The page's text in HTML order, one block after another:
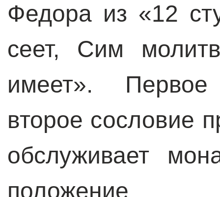
Федора из «12
сеет, Сим
имеет».
второе сословие
обслуживает
положение